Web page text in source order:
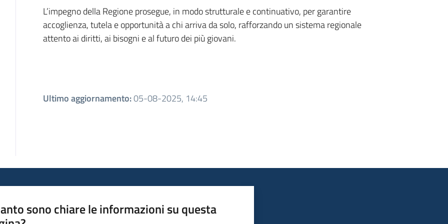
L’impegno della Regione prosegue, in modo strutturale e continuativo, per garantire
accoglienza, tutela e opportunità a chi arriva da solo, rafforzando un sistema regionale
attento ai diritti, ai bisogni e al futuro dei più giovani.
Ultimo aggiornamento:05-08-2025, 14:45
sono chiare le informazioni su questa